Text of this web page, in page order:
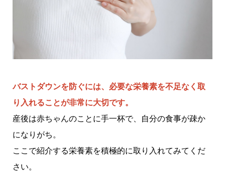
バストダウンを防ぐには、必要な栄養素を不足なく取
り入れることが非常に大切です。
産後は赤ちゃんのことに手一杯で、自分の食事が疎か
になりがち。
ここで紹介する栄養素を積極的に取り入れてみてくだ
さい。